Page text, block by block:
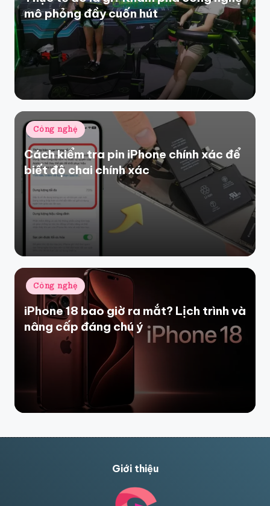
mô phỏng đầy cuốn hút
Posted
in
Công nghệ
Cách kiểm tra pin iPhone chính xác để
biết độ chai chính xác
Posted
in
Công nghệ
iPhone 18 bao giờ ra mắt? Lịch trình và
nâng cấp đáng chú ý
Giới thiệu